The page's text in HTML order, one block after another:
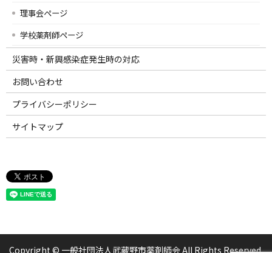
理事会ページ
学校薬剤師ページ
災害時・新興感染症発生時の対応
お問い合わせ
プライバシーポリシー
サイトマップ
Copyright © 一般社団法人武蔵野市薬剤師会 All Rights Reserved.